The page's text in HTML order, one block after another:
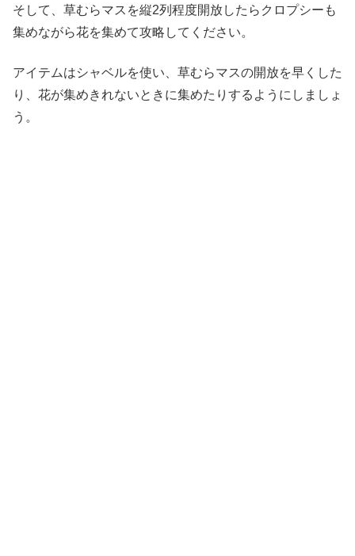
そして、草むらマスを縦2列程度開放したらクロプシーも
集めながら花を集めて攻略してください。
アイテムはシャベルを使い、草むらマスの開放を早くした
り、花が集めきれないときに集めたりするようにしましょ
う。